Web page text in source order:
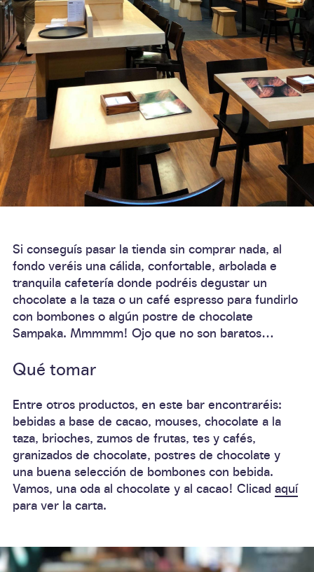
Si conseguís pasar la tienda sin comprar nada, al
fondo veréis una cálida, confortable, arbolada e
tranquila cafetería donde podréis degustar un
chocolate a la taza o un café espresso para fundirlo
con bombones o algún postre de chocolate
Sampaka. Mmmmm! Ojo que no son baratos…
Qué tomar
Entre otros productos, en este bar encontraréis:
bebidas a base de cacao, mouses, chocolate a la
taza, brioches, zumos de frutas, tes y cafés,
granizados de chocolate, postres de chocolate y
una buena selección de bombones con bebida.
Vamos, una oda al chocolate y al cacao! Clicad aquí
para ver la carta.